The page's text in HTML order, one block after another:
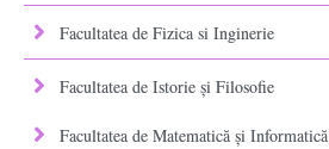
Facultatea de Fizica si Inginerie
Facultatea de Istorie şi Filosofie
Facultatea de Matematică şi Informatică